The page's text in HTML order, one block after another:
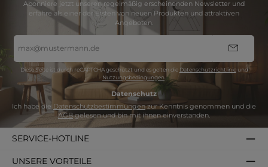
Abonniere jetzt unseren regelmäßig erscheinenden Newsletter und
erfahre als einer der Ersten von neuen Produkten und attraktiven
Angeboten.
Mail-
Adresse
Diese Seite ist durch reCAPTCHA geschützt und es gelten die Datenschutzrichtlinieund
Nutzungsbedingungen.
Datenschutz
Ich habe die Datenschutzbestimmungenzur Kenntnis genommen und die
AGBgelesen und bin mit ihnen einverstanden.
SERVICE-HOTLINE
UNSERE VORTEILE